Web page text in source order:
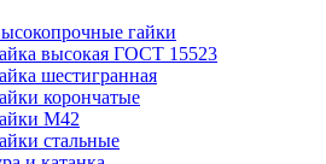
гайки
высокая ГОСТ 15523
шестигранная
корончатые
М42
стальные